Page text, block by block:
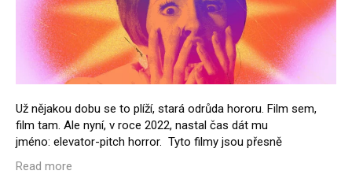
Už nějakou dobu se to plíží, stará odrůda hororu. Film sem,
film tam. Ale nyní, v roce 2022, nastal čas dát mu
jméno: elevator-pitch horror. Tyto filmy jsou přesně
Read more